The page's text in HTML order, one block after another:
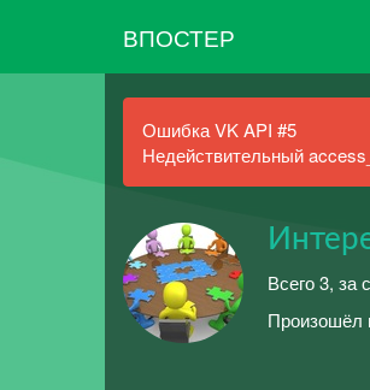
ВПОСТЕР
Ошибка VK API #5
Недействительный
Всего 3, за
Произошёл